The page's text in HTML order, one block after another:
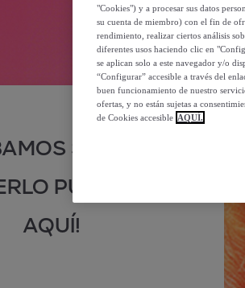
SEGUROS
PUESTO POR
AQUÍ!
"Cookies") y a procesar sus datos
su cuenta de miembro) con el fin de
rendimiento, realizar ciertos análisis
diferentes usos haciendo clic en
se aplican solo a este navegador y/o
“Configurar” accesible a través del
buen funcionamiento de nuestro
ofertas, y no están sujetas a
de Cookies accesible AQUÍ.